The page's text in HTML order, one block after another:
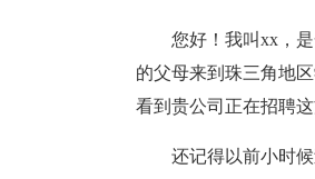
您好！我叫xx，
的父母来到珠三角地
看到贵公司正在招聘
还记得以前小时